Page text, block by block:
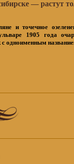
— растут
и точечное
1905 года
с одноименным